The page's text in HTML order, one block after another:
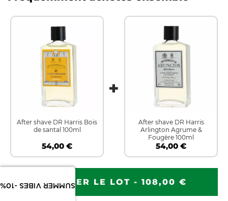
SUMMER VIBES -10%
After shave DR Harris Bois
de santal 100ml
54,00 €
After shave DR Harris
Arlington Agrume &
Fougère 100ml
54,00 €
AJOUTER LE LOT - 108,00 €